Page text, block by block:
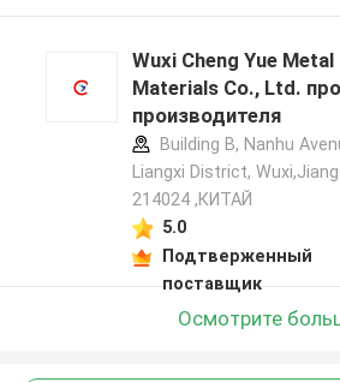
Wuxi Cheng Yue Metal
Materials Co., Ltd.
производителя
Building B, Nanhu
Liangxi District,
214024 ,КИТАЙ
5.0
Подтверженный
поставщик
Осмотрите